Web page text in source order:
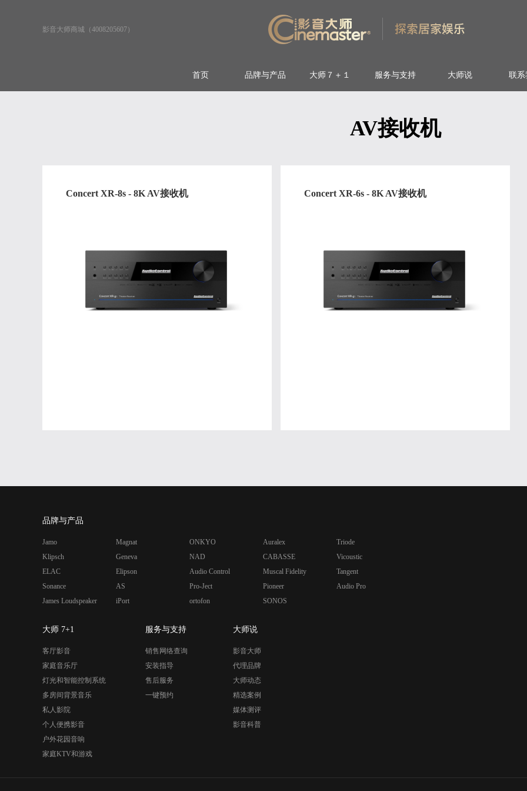
影音大师商城（4008205607）
首页 品牌与产品 大师７＋１ 服务与支持 大师说 联系
AV接收机
Concert XR-8s - 8K AV接收机 Concert XR-6s - 8K AV接收机
品牌与产品
Jamo
Klipsch
ELAC
Sonance
James Loudspeaker
Magnat
Geneva
Elipson
AS
iPort
ONKYO
NAD
Audio Control
Pro-Ject
ortofon
Auralex
CABASSE
Muscal Fidelity
Pioneer
SONOS
Triode
Vicoustic
Tangent
Audio Pro
大师 7+1
客厅影音
家庭音乐厅
灯光和智能控制系统
多房间背景音乐
私人影院
个人便携影音
户外花园音响
家庭KTV和游戏
服务与支持
销售网络查询
安装指导
售后服务
一键预约
大师说
影音大师
代理品牌
大师动态
精选案例
媒体测评
影音科普